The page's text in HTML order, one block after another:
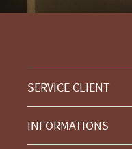
SERVICE CLIENT
INFORMATIONS